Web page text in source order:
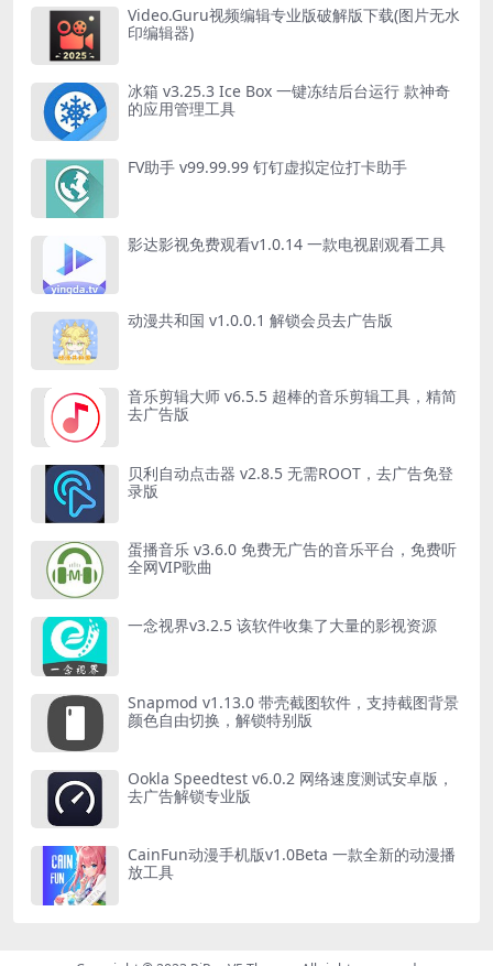
Video.Guru视频编辑专业版破解版下载(图片无水
印编辑器)
冰箱 v3.25.3 Ice Box 一键冻结后台运行 款神奇
的应用管理工具
FV助手 v99.99.99 钉钉虚拟定位打卡助手
影达影视免费观看v1.0.14 一款电视剧观看工具
动漫共和国 v1.0.0.1 解锁会员去广告版
音乐剪辑大师 v6.5.5 超棒的音乐剪辑工具，精简
去广告版
贝利自动点击器 v2.8.5 无需ROOT，去广告免登
录版
蛋播音乐 v3.6.0 免费无广告的音乐平台，免费听
全网VIP歌曲
一念视界v3.2.5 该软件收集了大量的影视资源
Snapmod v1.13.0 带壳截图软件，支持截图背景
颜色自由切换，解锁特别版
Ookla Speedtest v6.0.2 网络速度测试安卓版，
去广告解锁专业版
CainFun动漫手机版v1.0Beta 一款全新的动漫播
放工具